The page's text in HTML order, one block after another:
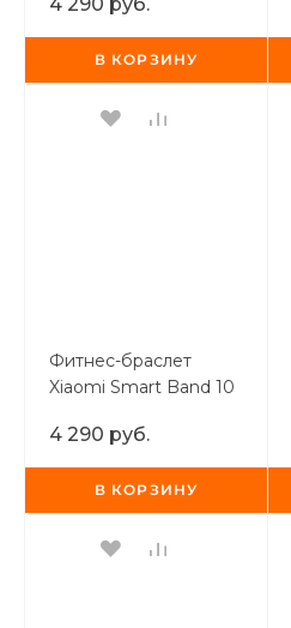
4 290 руб.
В КОРЗИНУ
Фитнес-браслет
Xiaomi Smart Band 10
4 290 руб.
В КОРЗИНУ